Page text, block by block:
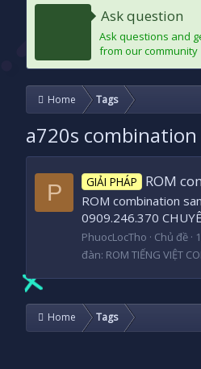
Ask question
Ask questions and
from our community
Home Tags
a720s combination
P GIẢI PHÁP ROM
ROM combination
0909.246.370
PhuocLocTho Chủ đề
đàn: ROM TIẾNG VIỆT
Home Tags